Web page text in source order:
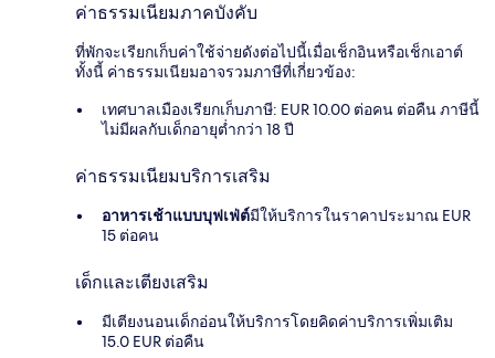
ค่าธรรมเนียมภาคบังคับ
ที่พักจะเรียกเก็บค่าใช้จ่ายดังต่อไปนี้เมื่อเช็กอินหรือเช็กเอาต์
ทั้งนี้ ค่าธรรมเนียมอาจรวมภาษีที่เกี่ยวข้อง:
เทศบาลเมืองเรียกเก็บภาษี: EUR 10.00 ต่อคน ต่อคืน ภาษีนี้
ไม่มีผลกับเด็กอายุต่ำกว่า 18 ปี
ค่าธรรมเนียมบริการเสริม
อาหารเช้าแบบบุฟเฟ่ต์มีให้บริการในราคาประมาณ EUR
15 ต่อคน
เด็กและเตียงเสริม
มีเตียงนอนเด็กอ่อนให้บริการโดยคิดค่าบริการเพิ่มเติม
15.0 EUR ต่อคืน